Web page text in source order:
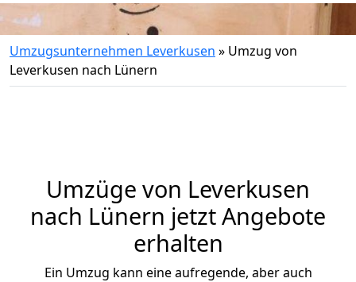
Umzugsunternehmen Leverkusen » Umzug von
Leverkusen nach Lünern
Umzüge von Leverkusen
nach Lünern jetzt Angebote
erhalten
Ein Umzug kann eine aufregende, aber auch